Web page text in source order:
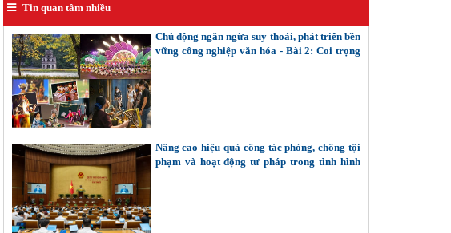
Tin quan tâm nhiều
Chủ động ngăn ngừa suy thoái, phát triển bền
vững công nghiệp văn hóa - Bài 2: Coi trọng
Nâng cao hiệu quả công tác phòng, chống tội
phạm và hoạt động tư pháp trong tình hình